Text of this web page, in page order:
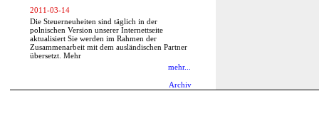
2011-03-14
Die Steuerneuheiten sind täglich in der
polnischen Version unserer Internettseite
aktualisiert Sie werden im Rahmen der
Zusammenarbeit mit dem ausländischen Partner
übersetzt. Mehr
mehr...
Archiv